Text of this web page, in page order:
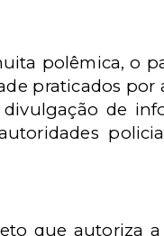
polêmica, o
praticados
de
que autoriza